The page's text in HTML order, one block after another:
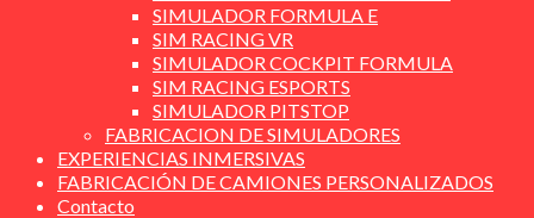
SIMULADOR FORMULA E
SIM RACING VR
SIMULADOR COCKPIT FORMULA
SIM RACING ESPORTS
SIMULADOR PITSTOP
FABRICACION DE SIMULADORES
EXPERIENCIAS INMERSIVAS
FABRICACIÓN DE CAMIONES PERSONALIZADOS
Contacto